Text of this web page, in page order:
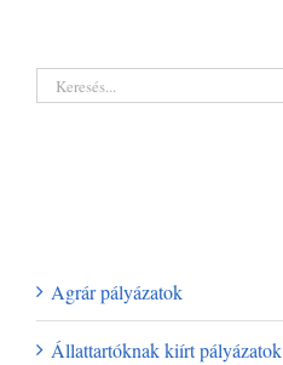
| Akár 250 millió
forintig
Keresés...
Agrár pályázatok
Állattartóknak kiírt pályázatok